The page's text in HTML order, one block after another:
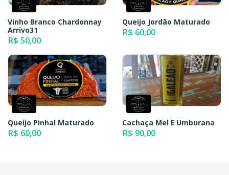
Vinho Branco Chardonnay
Arrivo31
R$ 50,00
Queijo Jordão Maturado
R$ 60,00
Queijo Pinhal Maturado
R$ 60,00
Cachaça Mel E Umburana
R$ 90,00